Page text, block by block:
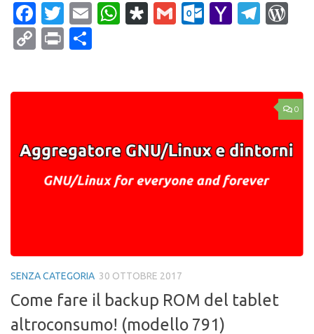
Facebook
Twitter
EmailWhatsApp
Diaspora
Gmail Yahoo
CopyPrint
0
SENZA CATEGORIA 30 OTTOBRE 2017
Come fare il backup ROM del tablet
altroconsumo! (modello 791)